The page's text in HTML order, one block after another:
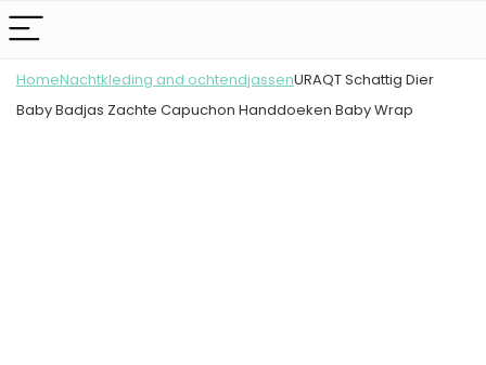
HomeNachtkleding and ochtendjassenURAQT Schattig Dier
Baby Badjas Zachte Capuchon Handdoeken Baby Wrap